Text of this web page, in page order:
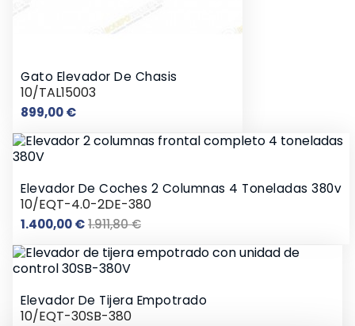
Gato Elevador De Chasis
10/TAL15003
899,00 €Precio
Elevador De Coches 2 Columnas 4 Toneladas 380v
10/EQT-4.0-2DE-380
1.400,00 €Precio
1.911,80 €Precio
Elevador De Tijera Empotrado
10/EQT-30SB-380